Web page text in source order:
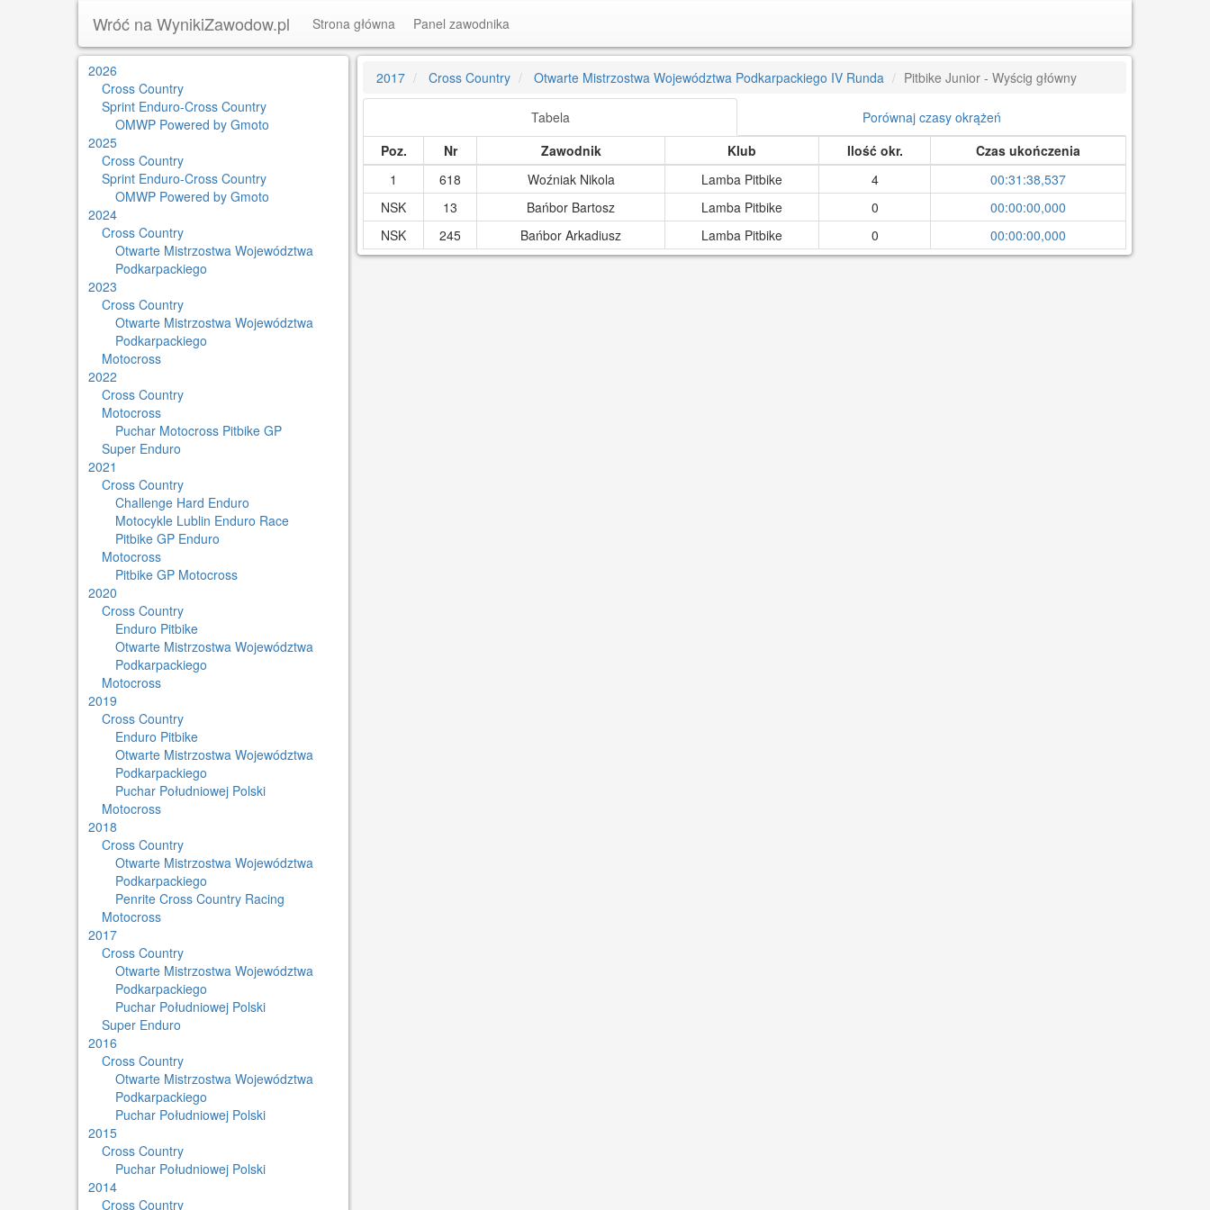
Wróć na WynikiZawodow.pl Strona główna Panel zawodnika
2026
Cross Country
Sprint Enduro-Cross Country
OMWP Powered by Gmoto
2025
Cross Country
Sprint Enduro-Cross Country
OMWP Powered by Gmoto
2024
Cross Country
Otwarte Mistrzostwa Województwa
Podkarpackiego
2023
Cross Country
Otwarte Mistrzostwa Województwa
Podkarpackiego
Motocross
2022
Cross Country
Motocross
Puchar Motocross Pitbike GP
Super Enduro
2021
Cross Country
Challenge Hard Enduro
Motocykle Lublin Enduro Race
Pitbike GP Enduro
Motocross
Pitbike GP Motocross
2020
Cross Country
Enduro Pitbike
Otwarte Mistrzostwa Województwa
Podkarpackiego
Motocross
2019
Cross Country
Enduro Pitbike
Otwarte Mistrzostwa Województwa
Podkarpackiego
Puchar Południowej Polski
Motocross
2018
Cross Country
Otwarte Mistrzostwa Województwa
Podkarpackiego
Penrite Cross Country Racing
Motocross
2017
Cross Country
Otwarte Mistrzostwa Województwa
Podkarpackiego
Puchar Południowej Polski
Super Enduro
2016
Cross Country
Otwarte Mistrzostwa Województwa
Podkarpackiego
Puchar Południowej Polski
2015
Cross Country
Puchar Południowej Polski
2014
Cross Country
2017 Cross Country Otwarte Mistrzostwa Województwa Podkarpackiego IV Runda Pitbike Junior - Wyścig główny
Tabela
Porównaj czasy okrążeń
Poz.
Nr Zawodnik Klub Ilość okr.
Czas ukończenia
1
618 Woźniak Nikola Lamba Pitbike 4
00:31:38,537
NSK
13 Bańbor Bartosz Lamba Pitbike 0
00:00:00,000
NSK
245 Bańbor Arkadiusz Lamba Pitbike 0 00:00:00,000